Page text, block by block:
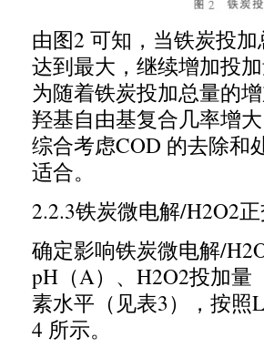
由图2 可知，当铁炭投加
达到最大，继续增加投
为随着铁炭投加总量的
羟基自由基复合几率增
综合考虑COD 的去除和
适合。
2.2.3铁炭微电解/H2O2
确定影响铁炭微电解/
pH （A）、 H2O2投加量
素水平（见表3），按照
4 所示。